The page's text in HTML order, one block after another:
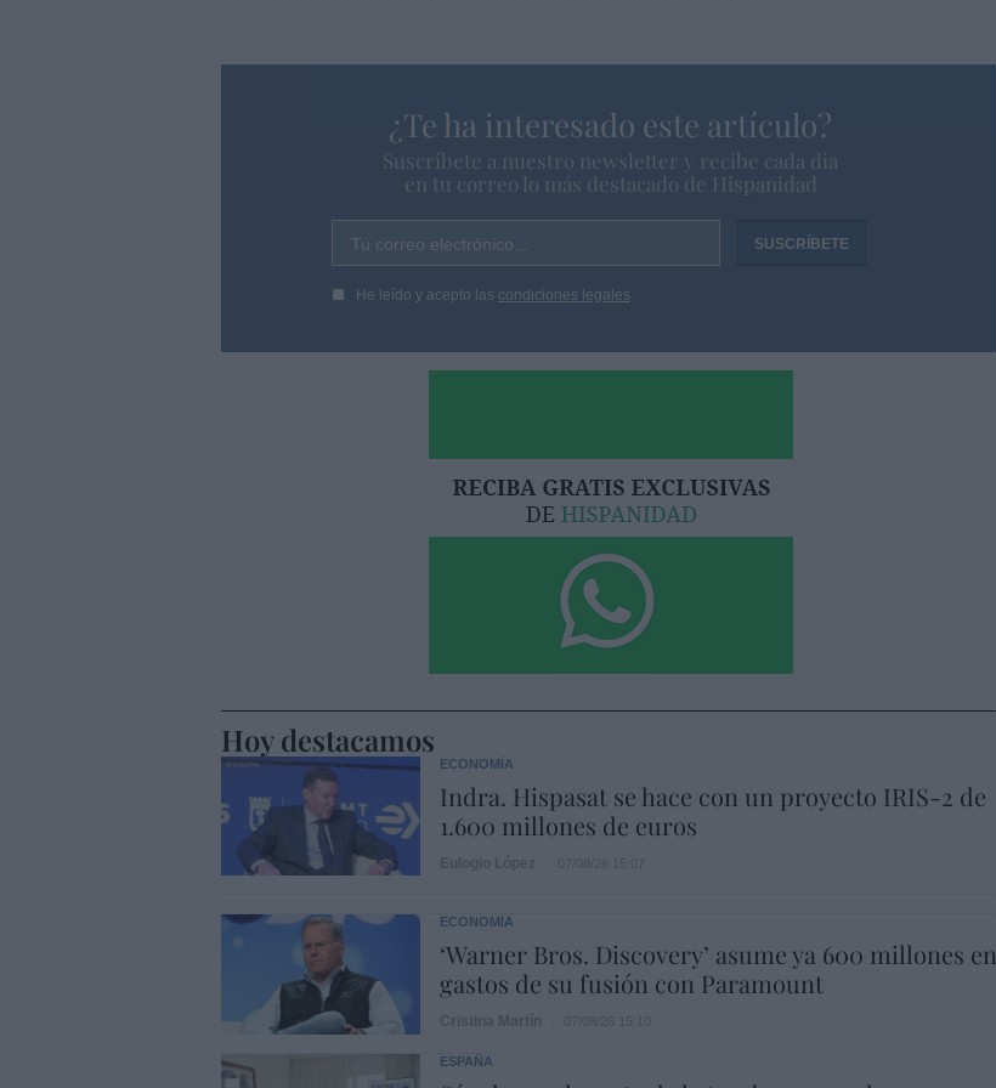
¿Te ha interesado este artículo?
Suscríbete a nuestro newsletter y recibe cada dia
en tu correo lo más destacado de Hispanidad
Tu correo electrónico...
He leído y acepto las condiciones legales
Hoy destacamos
ECONOMÍA
Indra. Hispasat se hace con un proyecto IRIS-2 de
1.600 millones de euros
ECONOMÍA
‘Warner Bros. Discovery’ asume ya 600 millones en
gastos de su fusión con Paramount
ESPAÑA